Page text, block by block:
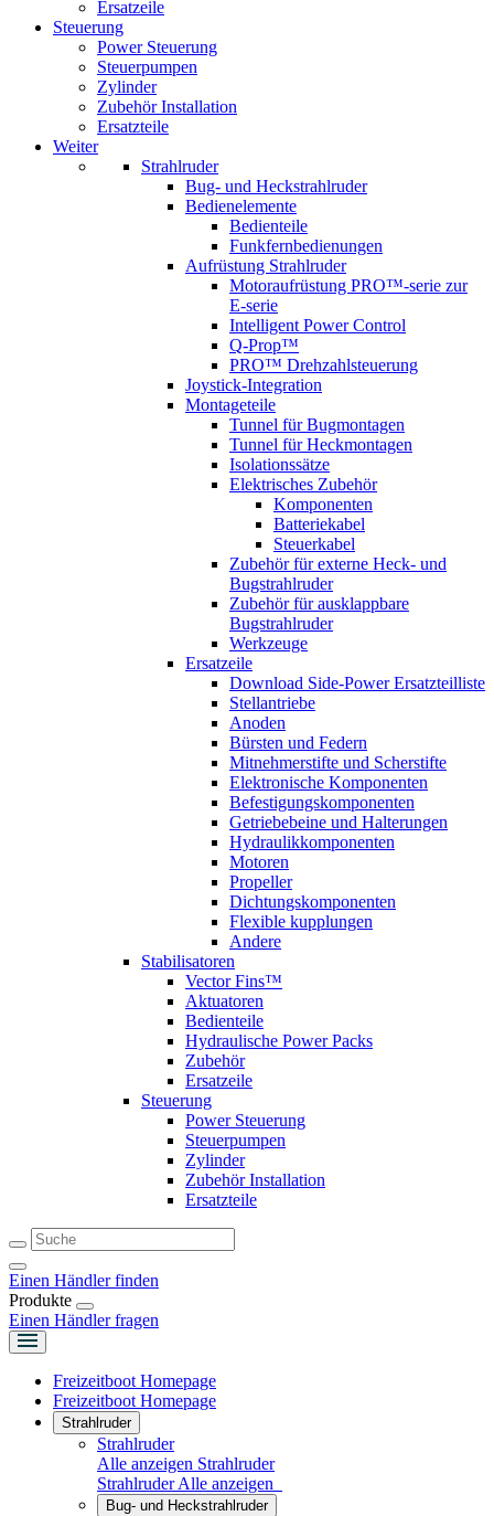
Ersatzeile
Steuerung
Power Steuerung
Steuerpumpen
Zylinder
Zubehör Installation
Ersatzteile
Weiter
Strahlruder
Bug- und Heckstrahlruder
Bedienelemente
Bedienteile
Funkfernbedienungen
Aufrüstung Strahlruder
Motoraufrüstung PRO™-serie zur
E-serie
Intelligent Power Control
Q-Prop™
PRO™ Drehzahlsteuerung
Joystick-Integration
Montageteile
Tunnel für Bugmontagen
Tunnel für Heckmontagen
Isolationssätze
Elektrisches Zubehör
Komponenten
Batteriekabel
Steuerkabel
Zubehör für externe Heck- und
Bugstrahlruder
Zubehör für ausklappbare
Bugstrahlruder
Werkzeuge
Ersatzeile
Download Side-Power Ersatzteilliste
Stellantriebe
Anoden
Bürsten und Federn
Mitnehmerstifte und Scherstifte
Elektronische Komponenten
Befestigungskomponenten
Getriebebeine und Halterungen
Hydraulikkomponenten
Motoren
Propeller
Dichtungskomponenten
Flexible kupplungen
Andere
Stabilisatoren
Vector Fins™
Aktuatoren
Bedienteile
Hydraulische Power Packs
Zubehör
Ersatzeile
Steuerung
Power Steuerung
Steuerpumpen
Zylinder
Zubehör Installation
Ersatzteile
Einen Händler finden
Produkte
Einen Händler fragen
Freizeitboot Homepage
Freizeitboot Homepage
Strahlruder
Strahlruder
Alle anzeigen Strahlruder
StrahlruderAlle anzeigen
Bug- und Heckstrahlruder